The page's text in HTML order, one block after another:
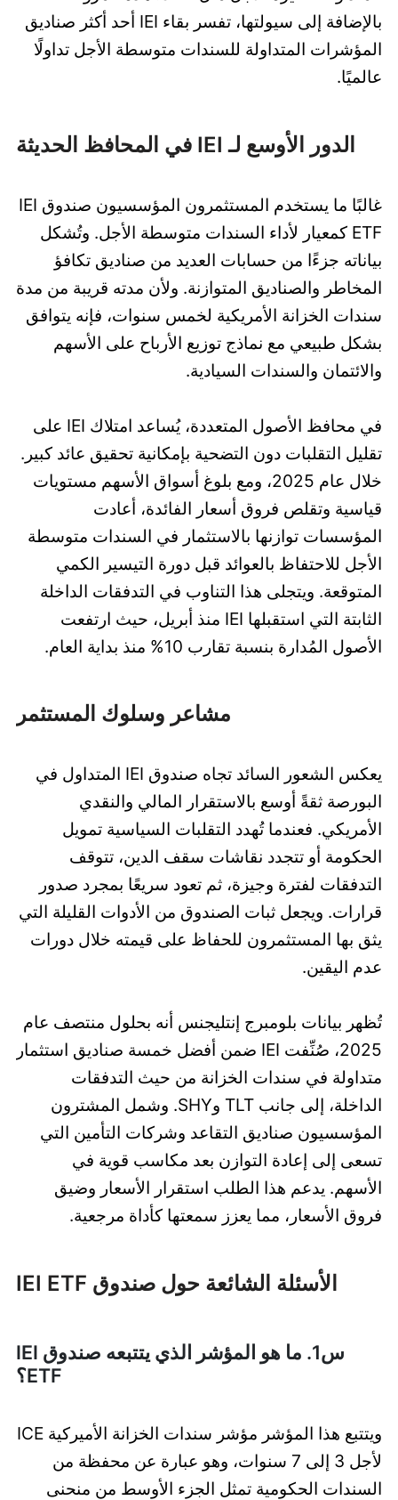
بالإضافة إلى سيولتها، تفسر بقاء IEI أحد أكثر صناديق
المؤشرات المتداولة للسندات متوسطة الأجل تداولًا
عالميًا.
الدور الأوسع لـ IEI في المحافظ الحديثة
غالبًا ما يستخدم المستثمرون المؤسسيون صندوق IEI
ETF كمعيار لأداء السندات متوسطة الأجل. وتُشكل
بياناته جزءًا من حسابات العديد من صناديق تكافؤ
المخاطر والصناديق المتوازنة. ولأن مدته قريبة من مدة
سندات الخزانة الأمريكية لخمس سنوات، فإنه يتوافق
بشكل طبيعي مع نماذج توزيع الأرباح على الأسهم
والائتمان والسندات السيادية.
في محافظ الأصول المتعددة، يُساعد امتلاك IEI على
تقليل التقلبات دون التضحية بإمكانية تحقيق عائد كبير.
خلال عام 2025، ومع بلوغ أسواق الأسهم مستويات
قياسية وتقلص فروق أسعار الفائدة، أعادت
المؤسسات توازنها بالاستثمار في السندات متوسطة
الأجل للاحتفاظ بالعوائد قبل دورة التيسير الكمي
المتوقعة. ويتجلى هذا التناوب في التدفقات الداخلة
الثابتة التي استقبلها IEI منذ أبريل، حيث ارتفعت
الأصول المُدارة بنسبة تقارب 10% منذ بداية العام.
مشاعر وسلوك المستثمر
يعكس الشعور السائد تجاه صندوق IEI المتداول في
البورصة ثقةً أوسع بالاستقرار المالي والنقدي
الأمريكي. فعندما تُهدد التقلبات السياسية تمويل
الحكومة أو تتجدد نقاشات سقف الدين، تتوقف
التدفقات لفترة وجيزة، ثم تعود سريعًا بمجرد صدور
قرارات. ويجعل ثبات الصندوق من الأدوات القليلة التي
يثق بها المستثمرون للحفاظ على قيمته خلال دورات
عدم اليقين.
تُظهر بيانات بلومبرج إنتليجنس أنه بحلول منتصف عام
2025، صُنِّفت IEI ضمن أفضل خمسة صناديق استثمار
متداولة في سندات الخزانة من حيث التدفقات
الداخلة، إلى جانب TLT وSHY. وشمل المشترون
المؤسسيون صناديق التقاعد وشركات التأمين التي
تسعى إلى إعادة التوازن بعد مكاسب قوية في
الأسهم. يدعم هذا الطلب استقرار الأسعار وضيق
فروق الأسعار، مما يعزز سمعتها كأداة مرجعية.
الأسئلة الشائعة حول صندوق IEI ETF
س1. ما هو المؤشر الذي يتتبعه صندوق IEI
ETF؟
ويتتبع هذا المؤشر مؤشر سندات الخزانة الأميركية ICE
لأجل 3 إلى 7 سنوات، وهو عبارة عن محفظة من
السندات الحكومية تمثل الجزء الأوسط من منحنى